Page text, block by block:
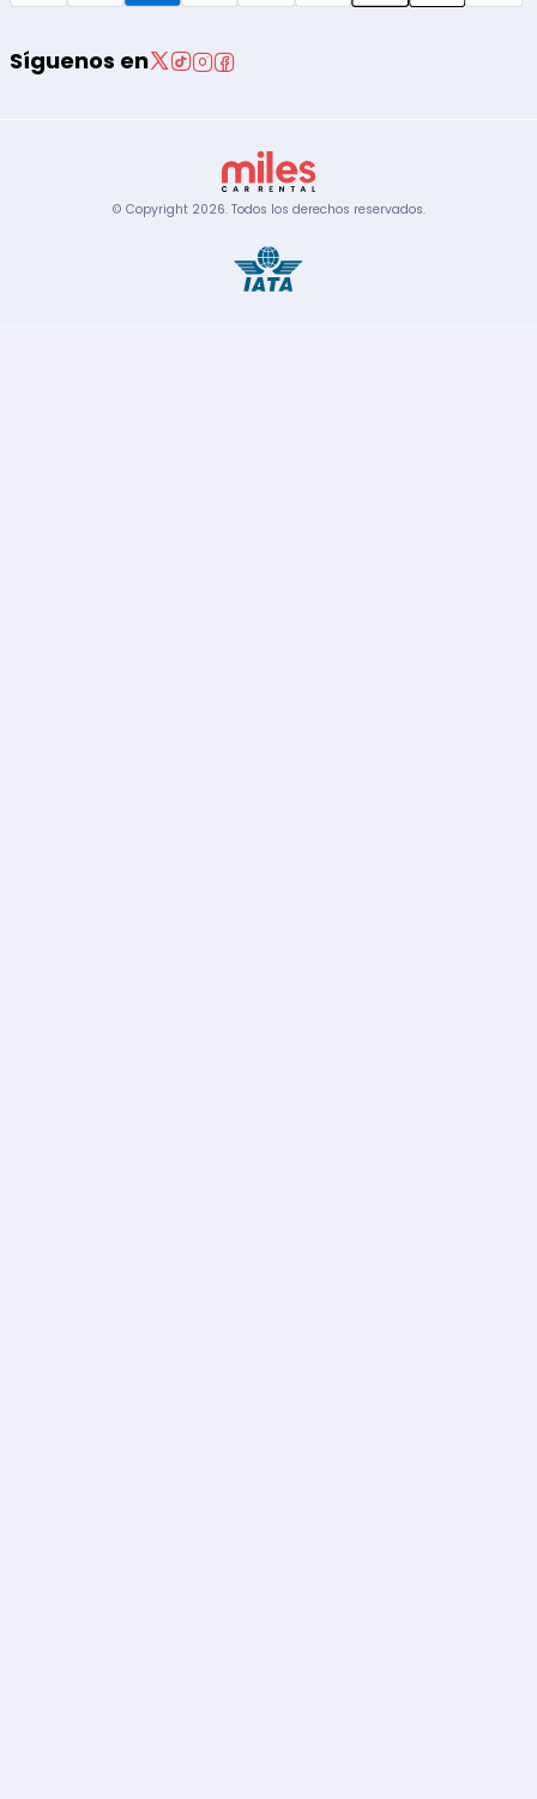
Síguenos en
© Copyright 2026. Todos los derechos reservados.